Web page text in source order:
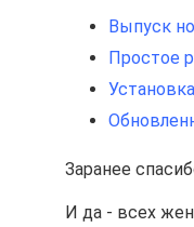
Выпуск
Простое
Заранее
И да - всех